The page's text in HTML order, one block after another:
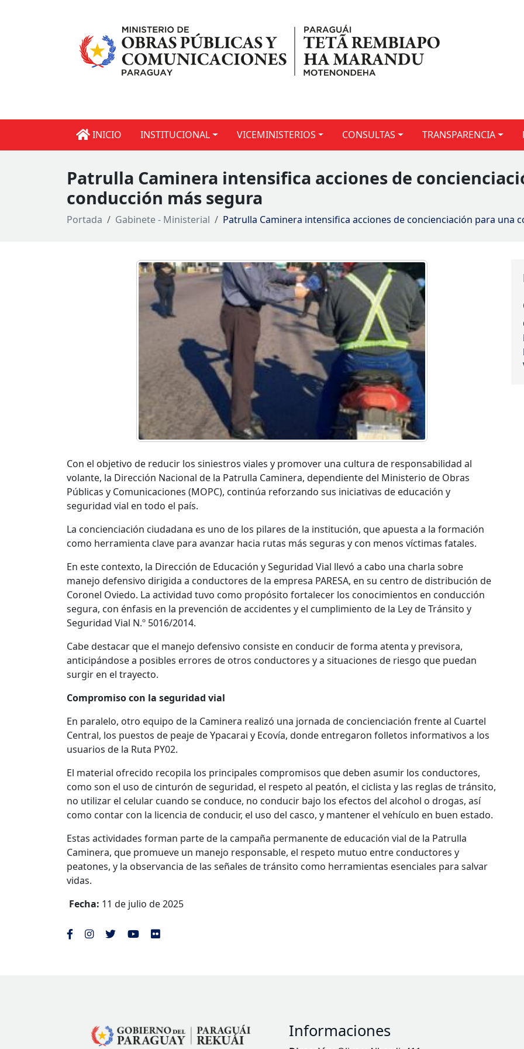
INICIO INSTITUCIONAL VICEMINISTERIOS CONSULTAS TRANSPARENCIA
Patrulla Caminera intensifica acciones de
conducción más segura
Portada Gabinete - Ministerial Patrulla Caminera intensifica acciones de concienciación para una
Con el objetivo de reducir los siniestros viales y promover una cultura de responsabilidad al
volante, la Dirección Nacional de la Patrulla Caminera, dependiente del Ministerio de Obras
Públicas y Comunicaciones (MOPC), continúa reforzando sus iniciativas de educación y
seguridad vial en todo el país.
La concienciación ciudadana es uno de los pilares de la institución, que apuesta a la formación
como herramienta clave para avanzar hacia rutas más seguras y con menos víctimas fatales.
En este contexto, la Dirección de Educación y Seguridad Vial llevó a cabo una charla sobre
manejo defensivo dirigida a conductores de la empresa PARESA, en su centro de distribución de
Coronel Oviedo. La actividad tuvo como propósito fortalecer los conocimientos en conducción
segura, con énfasis en la prevención de accidentes y el cumplimiento de la Ley de Tránsito y
Seguridad Vial N.º 5016/2014.
Cabe destacar que el manejo defensivo consiste en conducir de forma atenta y previsora,
anticipándose a posibles errores de otros conductores y a situaciones de riesgo que puedan
surgir en el trayecto.
Compromiso con la seguridad vial
En paralelo, otro equipo de la Caminera realizó una jornada de concienciación frente al Cuartel
Central, los puestos de peaje de Ypacarai y Ecovía, donde entregaron folletos informativos a los
usuarios de la Ruta PY02.
El material ofrecido recopila los principales compromisos que deben asumir los conductores,
como son el uso de cinturón de seguridad, el respeto al peatón, el ciclista y las reglas de tránsito,
no utilizar el celular cuando se conduce, no conducir bajo los efectos del alcohol o drogas, así
como contar con la licencia de conducir, el uso del casco, y mantener el vehículo en buen estado.
Estas actividades forman parte de la campaña permanente de educación vial de la Patrulla
Caminera, que promueve un manejo responsable, el respeto mutuo entre conductores y
peatones, y la observancia de las señales de tránsito como herramientas esenciales para salvar
vidas.
Fecha: 11 de julio de 2025
Informaciones